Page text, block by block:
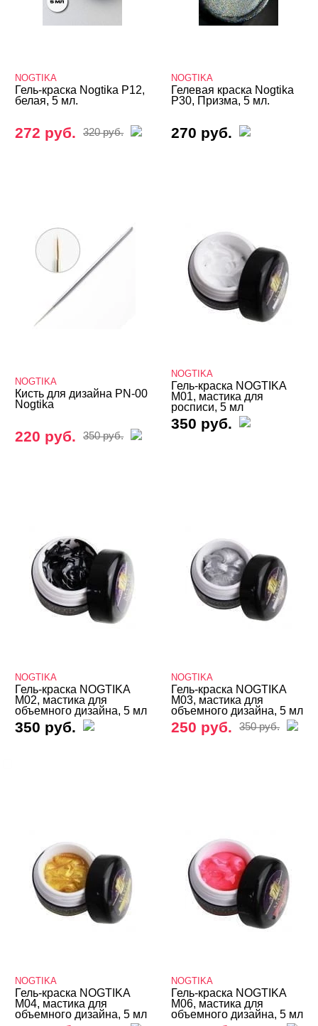
IRISK
KLIO
Kodi
MIO Nails
NOGTIKA
Гель-краска NOGTIKA с эффектом
Гель-краска Микс
Для френча
С липким слоем
Planet Nails
Опция
Хром (Chrome)
Гели и Акрил гели
БРЕНДЫ Cвернуть
NOGTIKA
Гель-краска Nogtika P12,
белая, 5 мл.
272 руб. 320 руб.
NOGTIKA
Гелевая краска Nogtika
P30, Призма, 5 мл.
270 руб.
NOGTIKA
Кисть для дизайна PN-00
Nogtika
220 руб. 350 руб.
NOGTIKA
Гель-краска NOGTIKA
M01, мастика для
росписи, 5 мл
350 руб.
NOGTIKA
Гель-краска NOGTIKA
M02, мастика для
объемного дизайна, 5 мл
350 руб.
NOGTIKA
Гель-краска NOGTIKA
M03, мастика для
объемного дизайна, 5 мл
250 руб. 350 руб.
NOGTIKA
Гель-краска NOGTIKA
M04, мастика для
объемного дизайна, 5 мл
NOGTIKA
Гель-краска NOGTIKA
M06, мастика для
объемного дизайна, 5 мл